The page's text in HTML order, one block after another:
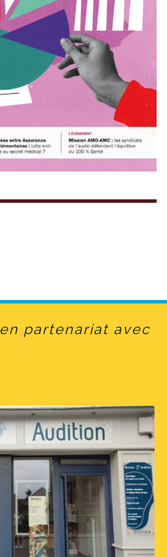
en partenariat avec